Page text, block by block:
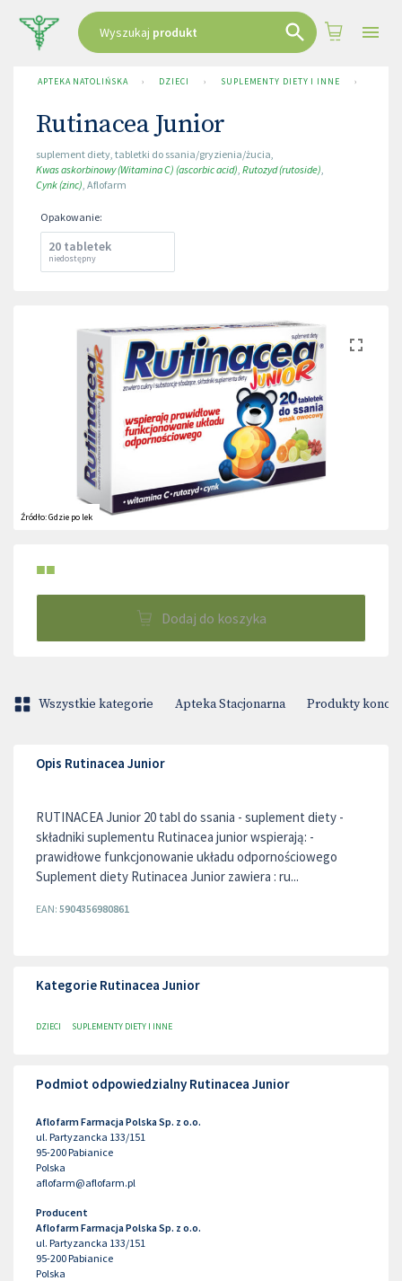
Wyszukaj produkt
APTEKA NATOLIŃSKA › DZIECI › SUPLEMENTY DIETY I INNE ›
Rutinacea Junior
suplement diety, tabletki do ssania/gryzienia/żucia,
Kwas askorbinowy (Witamina C) (ascorbic acid), Rutozyd (rutoside),
Cynk (zinc), Aflofarm
Opakowanie:
20 tabletek
niedostępny
Źródło:Gdzie po lek
■■
Dodaj do koszyka
Wszystkie kategorie Apteka Stacjonarna Produkty
Opis Rutinacea Junior
RUTINACEA Junior 20 tabl do ssania - suplement diety -
składniki suplementu Rutinacea junior wspierają: -
prawidłowe funkcjonowanie układu odpornościowego
Suplement diety Rutinacea Junior zawiera : ru...
EAN: 5904356980861
Kategorie Rutinacea Junior
DZIECI SUPLEMENTY DIETY I INNE
Podmiot odpowiedzialny Rutinacea Junior
Aflofarm Farmacja Polska Sp. z o.o.
ul. Partyzancka 133/151
95-200Pabianice
Polska
aflofarm@aflofarm.pl
Producent
Aflofarm Farmacja Polska Sp. z o.o.
ul. Partyzancka 133/151
95-200Pabianice
Polska